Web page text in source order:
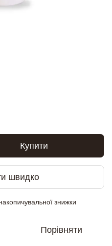
Купити
швидко
знижки
Порівняти